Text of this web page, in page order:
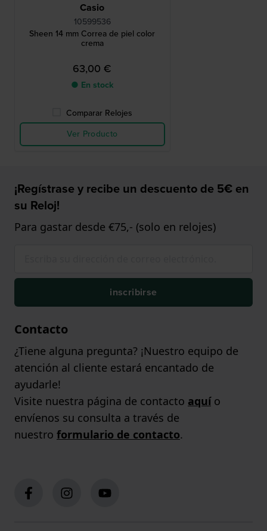
Casio
10599536
Sheen 14 mm Correa de piel color
crema
63,00 €
● En stock
Comparar Relojes
Ver Producto
¡Regístrase y recibe un descuento de 5€ en
su Reloj!
Para gastar desde €75,- (solo en relojes)
inscribirse
Contacto
¿Tiene alguna pregunta? ¡Nuestro equipo de
atención al cliente estará encantado de
ayudarle!
Visite nuestra página de contacto aquío
envíenos su consulta a través de
nuestro formulario de contacto.